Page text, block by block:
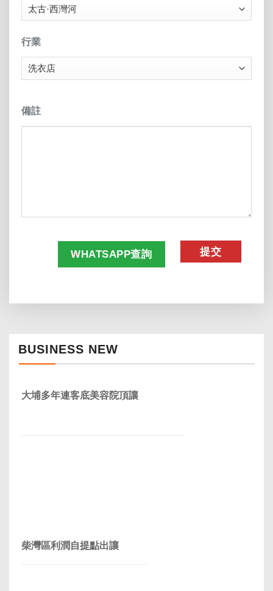
行業
備註
WHATSAPP查詢
BUSINESS NEW
大埔多年連客底美容院頂讓
柴灣區利潤自提點出讓